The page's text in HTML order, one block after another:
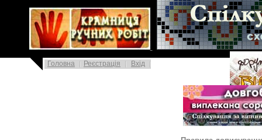
|
Головна Реєстрація Вхід